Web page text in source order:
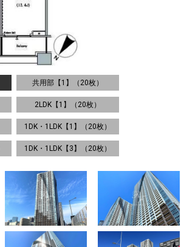
共用部【1】（20枚）
2LDK【1】（20枚）
1DK・1LDK【1】（20枚）
1DK・1LDK【3】（20枚）